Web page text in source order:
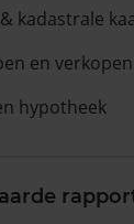
kadastrale
en verkopen
hypotheek